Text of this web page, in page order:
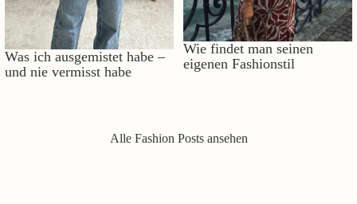
Was ich ausgemistet habe –
und nie vermisst habe
Wie findet man seinen
eigenen Fashionstil
Alle Fashion Posts ansehen